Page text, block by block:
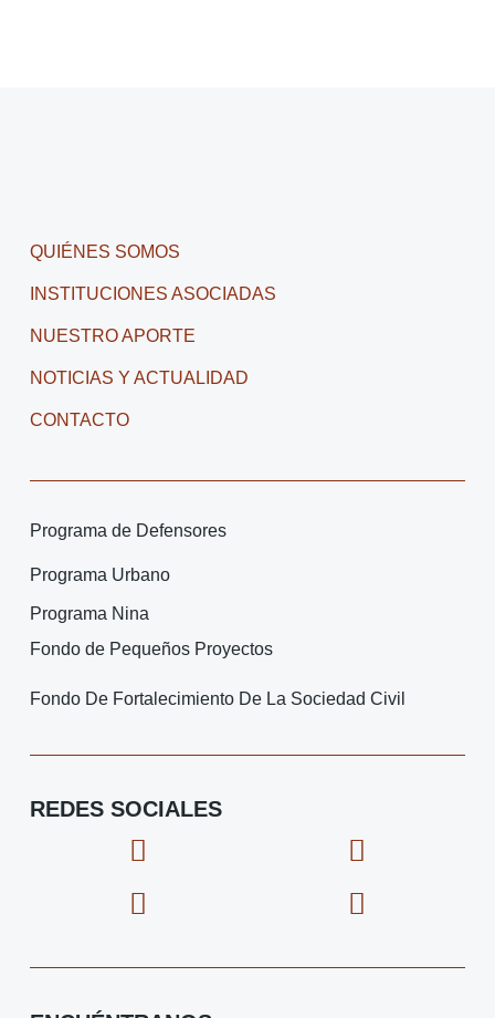
QUIÉNES SOMOS
INSTITUCIONES ASOCIADAS
NUESTRO APORTE
NOTICIAS Y ACTUALIDAD
CONTACTO
Programa de Defensores
Programa Urbano
Programa Nina
Fondo de Pequeños Proyectos
Fondo De Fortalecimiento De La Sociedad Civil
REDES SOCIALES
F
c
b
X
t
i
I
o
-
I
o
-